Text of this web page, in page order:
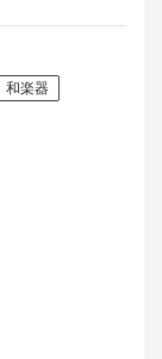
和楽器